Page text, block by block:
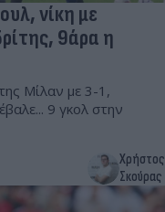
νίκη με
9άρα η
Μίλαν με 3-1,
9 γκολ στην
Χρήστος
Σκούρας